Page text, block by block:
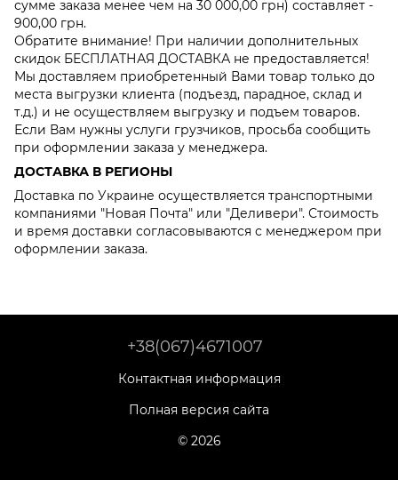
сумме заказа менее чем на 30 000,00 грн) составляет -
900,00 грн.
Обратите внимание! При наличии дополнительных
скидок БЕСПЛАТНАЯ ДОСТАВКА не предоставляется!
Мы доставляем приобретенный Вами товар только до
места выгрузки клиента (подъезд, парадное, склад и
т.д.) и не осуществляем выгрузку и подъем товаров.
Если Вам нужны услуги грузчиков, просьба сообщить
при оформлении заказа у менеджера.
ДОСТАВКА В РЕГИОНЫ
Доставка по Украине осуществляется транспортными
компаниями "Новая Почта" или "Деливери". Стоимость
и время доставки согласовываются с менеджером при
оформлении заказа.
+38(067)4671007
Контактная информация
Полная версия сайта
© 2026